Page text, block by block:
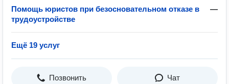
Помощь юристов при безосновательном отказе в
трудоустройстве
—
Ещё 19 услуг
Позвонить Чат